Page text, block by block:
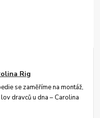
Rig
se zaměříme na montáž,
dravců u dna – Carolina